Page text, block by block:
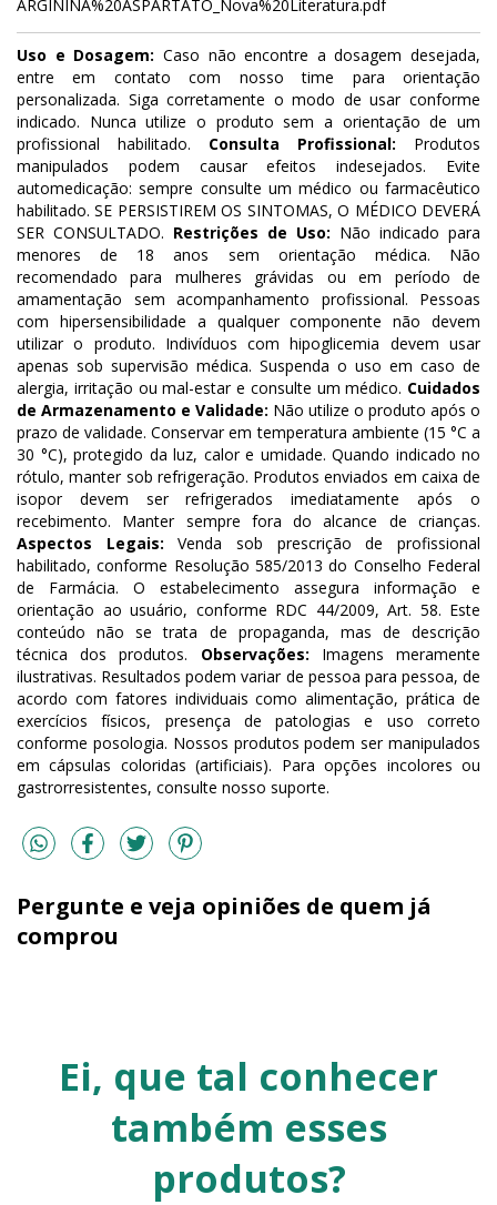
ARGININA%20ASPARTATO_Nova%20Literatura.pdf
Uso e Dosagem: Caso não encontre a dosagem desejada,
entre em contato com nosso time para orientação
personalizada. Siga corretamente o modo de usar conforme
indicado. Nunca utilize o produto sem a orientação de um
profissional habilitado. Consulta Profissional: Produtos
manipulados podem causar efeitos indesejados. Evite
automedicação: sempre consulte um médico ou farmacêutico
habilitado. SE PERSISTIREM OS SINTOMAS, O MÉDICO DEVERÁ
SER CONSULTADO. Restrições de Uso: Não indicado para
menores de 18 anos sem orientação médica. Não
recomendado para mulheres grávidas ou em período de
amamentação sem acompanhamento profissional. Pessoas
com hipersensibilidade a qualquer componente não devem
utilizar o produto. Indivíduos com hipoglicemia devem usar
apenas sob supervisão médica. Suspenda o uso em caso de
alergia, irritação ou mal-estar e consulte um médico. Cuidados
de Armazenamento e Validade: Não utilize o produto após o
prazo de validade. Conservar em temperatura ambiente (15 °C a
30 °C), protegido da luz, calor e umidade. Quando indicado no
rótulo, manter sob refrigeração. Produtos enviados em caixa de
isopor devem ser refrigerados imediatamente após o
recebimento. Manter sempre fora do alcance de crianças.
Aspectos Legais: Venda sob prescrição de profissional
habilitado, conforme Resolução 585/2013 do Conselho Federal
de Farmácia. O estabelecimento assegura informação e
orientação ao usuário, conforme RDC 44/2009, Art. 58. Este
conteúdo não se trata de propaganda, mas de descrição
técnica dos produtos. Observações: Imagens meramente
ilustrativas. Resultados podem variar de pessoa para pessoa, de
acordo com fatores individuais como alimentação, prática de
exercícios físicos, presença de patologias e uso correto
conforme posologia. Nossos produtos podem ser manipulados
em cápsulas coloridas (artificiais). Para opções incolores ou
gastrorresistentes, consulte nosso suporte.
Pergunte e veja opiniões de quem já
comprou
Ei, que tal conhecer
também esses
produtos?